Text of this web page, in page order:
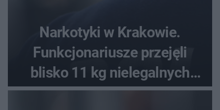
Narkotyki w Krakowie.
Funkcjonariusze przejęli
blisko 11 kg nielegalnych
substancji